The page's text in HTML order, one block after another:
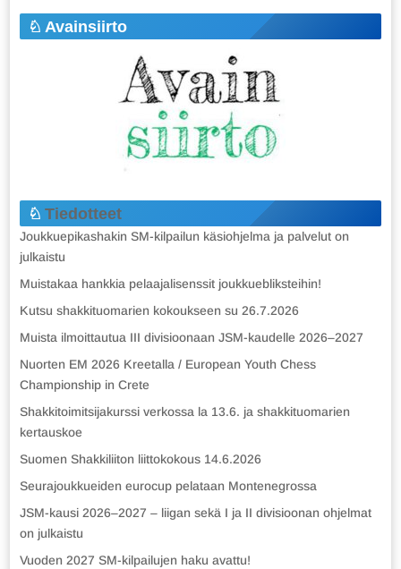
Avainsiirto
Tiedotteet
Joukkuepikashakin SM-kilpailun käsiohjelma ja palvelut on
julkaistu
Muistakaa hankkia pelaajalisenssit joukkuebliksteihin!
Kutsu shakkituomarien kokoukseen su 26.7.2026
Muista ilmoittautua III divisioonaan JSM-kaudelle 2026–2027
Nuorten EM 2026 Kreetalla / European Youth Chess
Championship in Crete
Shakkitoimitsijakurssi verkossa la 13.6. ja shakkituomarien
kertauskoe
Suomen Shakkiliiton liittokokous 14.6.2026
Seurajoukkueiden eurocup pelataan Montenegrossa
JSM-kausi 2026–2027 – liigan sekä I ja II divisioonan ohjelmat
on julkaistu
Vuoden 2027 SM-kilpailujen haku avattu!